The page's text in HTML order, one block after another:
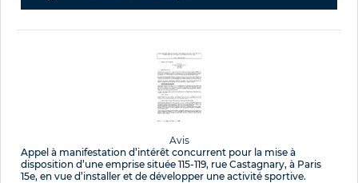
Avis
Appel à manifestation d’intérêt concurrent pour la mise à
disposition d’une emprise située 115-119, rue Castagnary, à Paris
15e, en vue d’installer et de développer une activité sportive.